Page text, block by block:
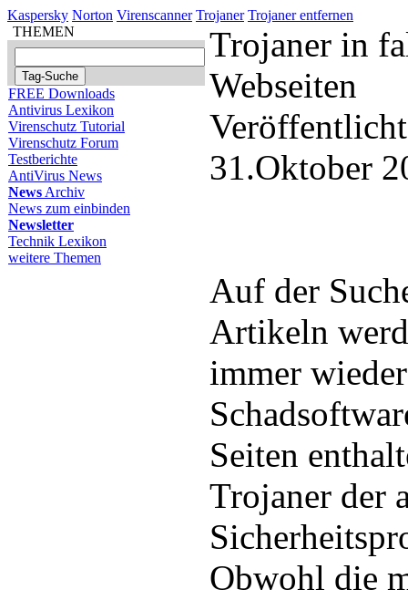
Kaspersky Norton Virenscanner Trojaner Trojaner entfernen
THEMEN
FREE Downloads
Antivirus Lexikon
Virenschutz Tutorial
Virenschutz Forum
Testberichte
AntiVirus News
News Archiv
News zum einbinden
Newsletter
Technik Lexikon
weitere Themen
Trojaner in
Webseiten
31.Oktober
Auf der
Artikeln
immer
Seiten
Trojaner der
Obwohl die